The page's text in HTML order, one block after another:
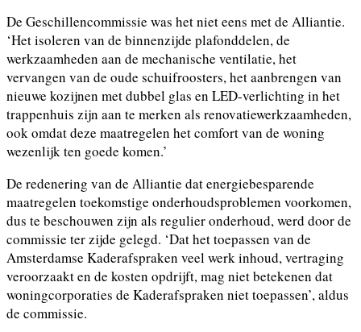
De Geschillencommissie was het niet eens met de Alliantie.
‘Het isoleren van de binnenzijde plafonddelen, de
werkzaamheden aan de mechanische ventilatie, het
vervangen van de oude schuifroosters, het aanbrengen van
nieuwe kozijnen met dubbel glas en LED-verlichting in het
trappenhuis zijn aan te merken als renovatiewerkzaamheden,
ook omdat deze maatregelen het comfort van de woning
wezenlijk ten goede komen.’
De redenering van de Alliantie dat energiebesparende
maatregelen toekomstige onderhoudsproblemen voorkomen,
dus te beschouwen zijn als regulier onderhoud, werd door de
commissie ter zijde gelegd. ‘Dat het toepassen van de
Amsterdamse Kaderafspraken veel werk inhoud, vertraging
veroorzaakt en de kosten opdrijft, mag niet betekenen dat
woningcorporaties de Kaderafspraken niet toepassen’, aldus
de commissie.